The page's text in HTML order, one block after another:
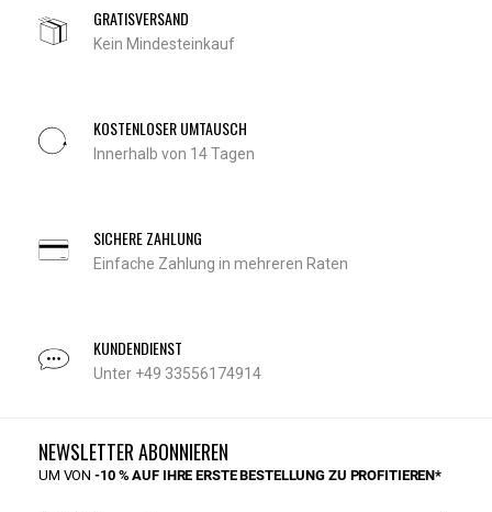
GRATISVERSAND
Kein Mindesteinkauf
KOSTENLOSER UMTAUSCH
Innerhalb von 14 Tagen
SICHERE ZAHLUNG
Einfache Zahlung in mehreren Raten
KUNDENDIENST
Unter +49 33556174914
NEWSLETTER ABONNIEREN
UM VON-10 % AUF IHRE ERSTE BESTELLUNG ZU PROFITIEREN*